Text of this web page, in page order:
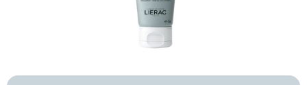
1